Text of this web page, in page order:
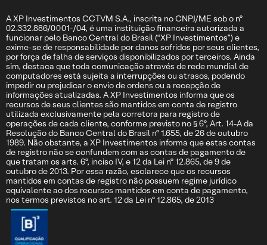
A XP Investimentos CCTVM S.A., inscrita no CNPJ/ME sob o nº
02.332.886/0001-/04, é uma instituição financeira autorizada a
funcionar pelo Banco Central do Brasil (“XP Investimentos”) e
exime-se de responsabilidade por danos sofridos por seus clientes,
por força de falha de serviços disponibilizados por terceiros. Ainda
sim, destaca que toda comunicação através de rede mundial de
computadores está sujeita a interrupções ou atrasos, podendo
impedir ou prejudicar o envio de ordens ou a recepção de
informações atualizadas. A XP Investimentos informa que os
recursos de seus clientes são mantidos em conta de registro
utilizada exclusivamente pela corretora para registro de
operações de cada cliente, conforme previsto no § 6º, Art. 14-A da
Resolução do Banco Central do Brasil nº 1.655, de 26 de outubro
1989. Não obstante, a XP Investimentos informa que estas contas
de registro não se confundem com as contas de pagamento de
que tratam os arts. 6º, inciso IV, e 12 da Lei nº 12.865, de 9 de
outubro de 2013. Por essa razão, esclarece que os recursos
mantidos em contas de registro não possuem regime jurídico
equivalente ao dos recursos mantidos em conta de pagamento,
nos termos previstos no art. 12 da Lei nº 12.865, de 2013